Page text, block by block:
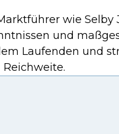
wie
und
Laufenden und